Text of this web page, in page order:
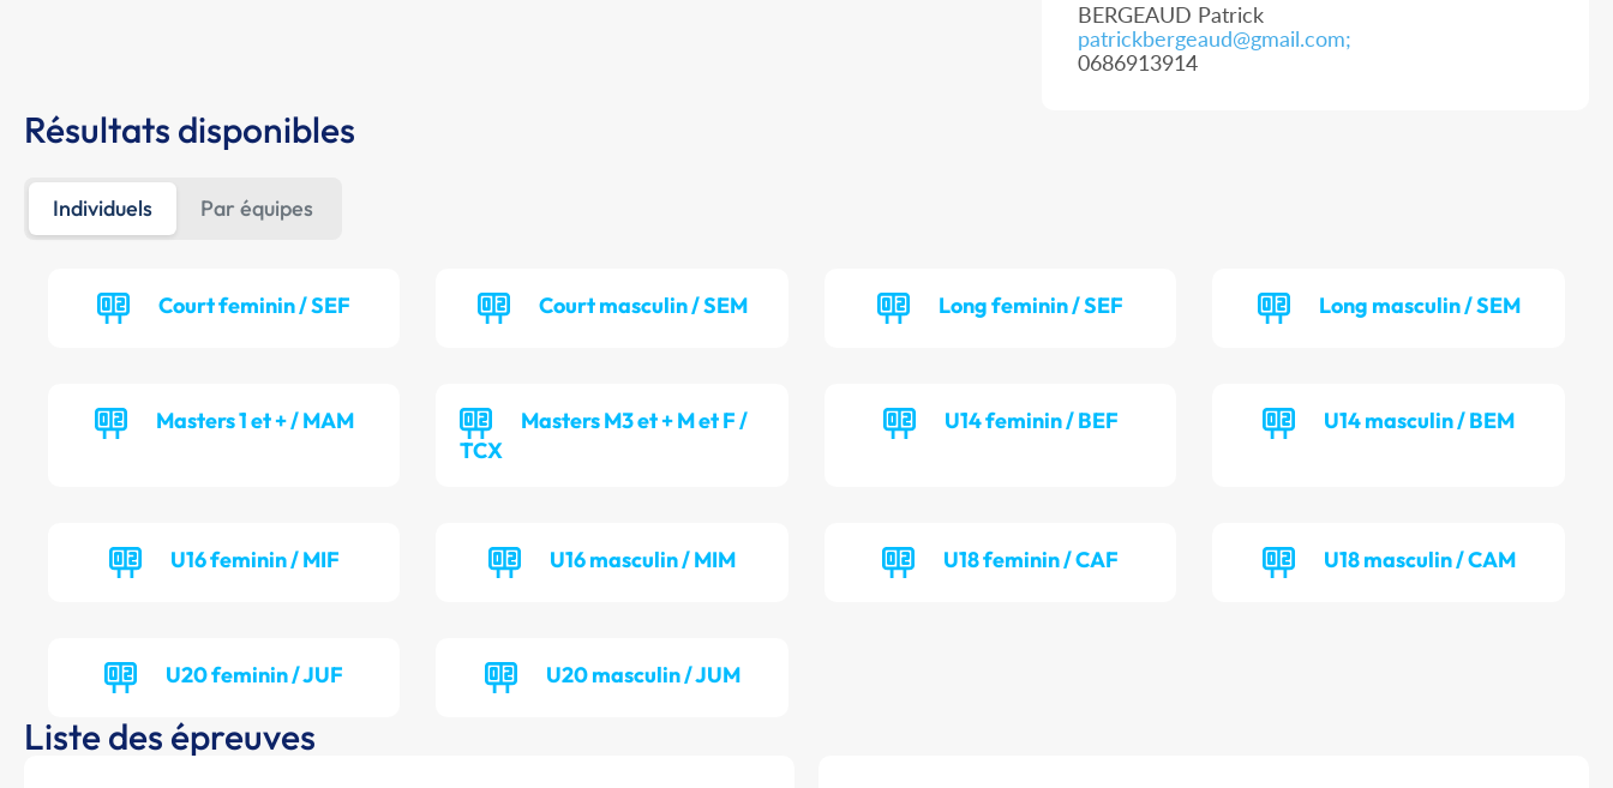
BERGEAUD Patrick
patrickbergeaud@gmail.com;
0686913914
Résultats disponibles
Individuels Par équipes
Court feminin / SEF Court masculin / SEM Long feminin / SEF Long masculin / SEM
Masters 1 et + / MAM
Masters M3 et + M et F /
TCX
U14 feminin / BEF U14 masculin / BEM
U16 feminin / MIF U16 masculin / MIM U18 feminin / CAF U18 masculin / CAM
U20 feminin / JUF U20 masculin / JUM
Liste des épreuves